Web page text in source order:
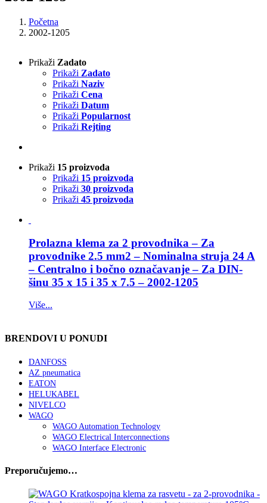
Početna
2002-1205
Prikaži Zadato
Prikaži Zadato
Prikaži Naziv
Prikaži Cena
Prikaži Datum
Prikaži Popularnost
Prikaži Rejting
Prikaži 15 proizvoda
Prikaži 15 proizvoda
Prikaži 30 proizvoda
Prikaži 45 proizvoda
Prolazna klema za 2 provodnika – Za
provodnike 2.5 mm2 – Nominalna struja 24 A
– Centralno i bočno označavanje – Za DIN-
šinu 35 x 15 i 35 x 7.5 – 2002-1205
Više...
BRENDOVI U PONUDI
DANFOSS
AZ pneumatica
EATON
HELUKABEL
NIVELCO
WAGO
WAGO Automation Technology
WAGO Electrical Interconnections
WAGO Interface Electronic
Preporučujemo…